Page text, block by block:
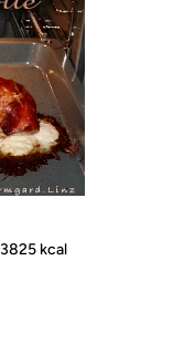
3825 kcal